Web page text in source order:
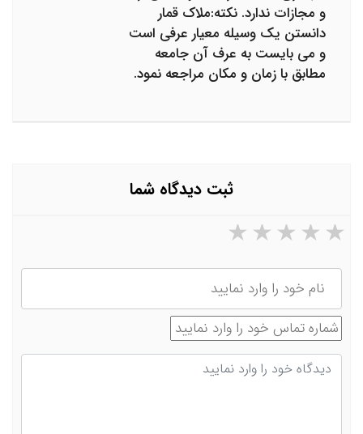
و مجازات ندارد. نکته:ملاک قمار
دانستن یک وسیله معیار عرفی است
و می بایست به عرف آن جامعه
مطابق با زمان و مکان مراجعه نمود.
ثبت دیدگاه شما
۵ ستاره از ۵ ۴ ستاره از ۵ ۳ ستاره از ۵ ۲ ستاره از ۵
نام
شماره تماس
دیدگاه